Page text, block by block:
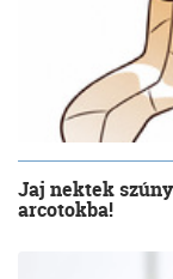
Jaj nektek
arcotokba!